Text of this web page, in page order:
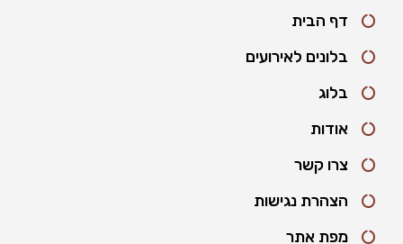
דף הבית
בלונים לאירועים
בלוג
אודות
צרו קשר
הצהרת נגישות
מפת אתר